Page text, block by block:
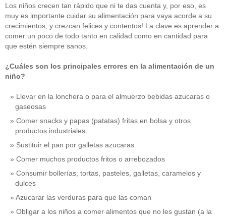
Los niños crecen tan rápido que ni te das cuenta y, por eso, es
muy es importante cuidar su alimentación para vaya acorde a su
crecimientos, y crezcan felices y contentos! La clave es aprender a
comer un poco de todo tanto en calidad como en cantidad para
que estén siempre sanos.
¿Cuáles son los principales errores en la alimentación de un
niño?
Llevar en la lonchera o para el almuerzo bebidas azucaras o
gaseosas
Comer snacks y papas (patatas) fritas en bolsa y otros
productos industriales.
Sustituir el pan por galletas azucaras.
Comer muchos productos fritos o arrebozados
Consumir bollerías, tortas, pasteles, galletas, caramelos y
dulces
Azucarar las verduras para que las coman
Obligar a los niños a comer alimentos que no les gustan (a la